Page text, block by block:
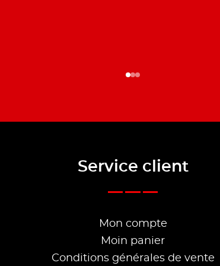
Service client
Mon compte
Moin panier
Conditions générales de vente